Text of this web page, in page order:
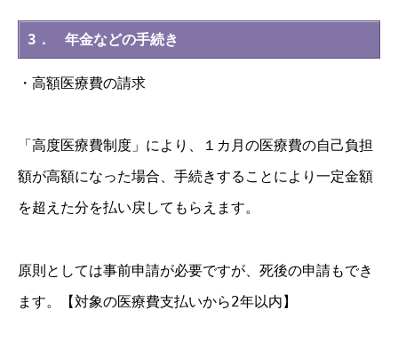
3． 年金などの手続き
・高額医療費の請求
「高度医療費制度」により、１カ月の医療費の自己負担
額が高額になった場合、手続きすることにより一定金額
を超えた分を払い戻してもらえます。
原則としては事前申請が必要ですが、死後の申請もでき
ます。【対象の医療費支払いから2年以内】